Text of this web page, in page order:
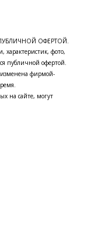
ОФЕРТОЙ.
характеристик, фото,
публичной офертой.
изменена фирмой-
на сайте, могут